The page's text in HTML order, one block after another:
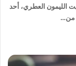
الليمون العطري، أحد
من…